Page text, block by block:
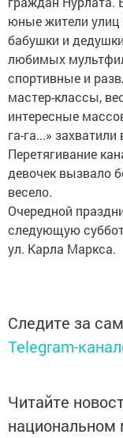
юные жители улиц
бабушки и
любимых
спортивные и
мастер-классы,
интересные
га-га...»
Перетягивание
девочек вызвало
весело.
Очередной
следующую
ул. Карла Маркса.
Следите за
Telegram-
Читайте